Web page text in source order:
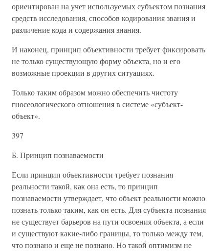
ориентирован на учет используемых субъектом познания
средств исследования, способов кодирования звания и
различение кода и содержания знания.
И наконец, принцип объективности требует фиксировать
не только существующую форму объекта, но и его
возможные проекции в других ситуациях.
Только таким образом можно обеспечить чистоту
гносеологического отношения в системе «субъект-
объект».
397
Б. Принцип познаваемости
Если принцип объективности требует познания
реальности такой, как она есть, то принцип
познаваемости утверждает, что объект реальности можно
познать только таким, как он есть. Для субъекта познания
не существует барьеров на пути освоения объекта, а если
и существуют какие-либо границы, то только между тем,
что познано и еще не познано. Но такой оптимизм не